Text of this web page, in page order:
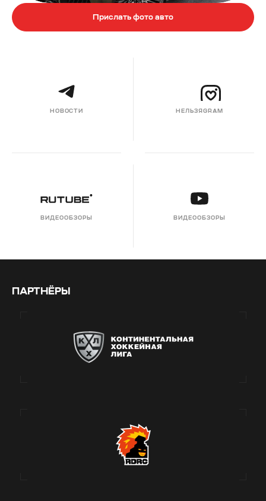
Прислать фото авто
НОВОСТИ НЕЛЬЗЯGRAM
ВИДЕООБЗОРЫ ВИДЕООБЗОРЫ
ПАРТНЁРЫ